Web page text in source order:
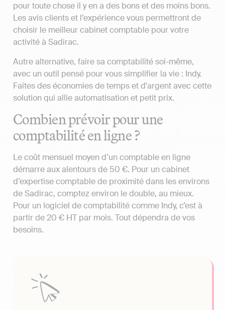
pour toute chose il y en a des bons et des moins bons.
Les avis clients et l’expérience vous permettront de
choisir le meilleur cabinet comptable pour votre
activité à Sadirac.
Autre alternative, faire sa comptabilité soi-même,
avec un outil pensé pour vous simplifier la vie : Indy.
Faites des économies de temps et d'argent avec cette
solution qui allie automatisation et petit prix.
Combien prévoir pour une
comptabilité en ligne ?
Le coût mensuel moyen d’un comptable en ligne
démarre aux alentours de 50 €. Pour un cabinet
d’expertise comptable de proximité dans les environs
de Sadirac, comptez environ le double, au mieux.
Pour un logiciel de comptabilité comme Indy, c’est à
partir de 20 € HT par mois. Tout dépendra de vos
besoins.